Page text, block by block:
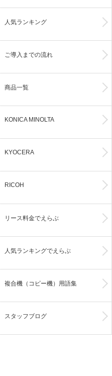
人気ランキング
ご導入までの流れ
商品一覧
KONICA MINOLTA
KYOCERA
RICOH
リース料金でえらぶ
人気ランキングでえらぶ
複合機（コピー機）用語集
スタッフブログ